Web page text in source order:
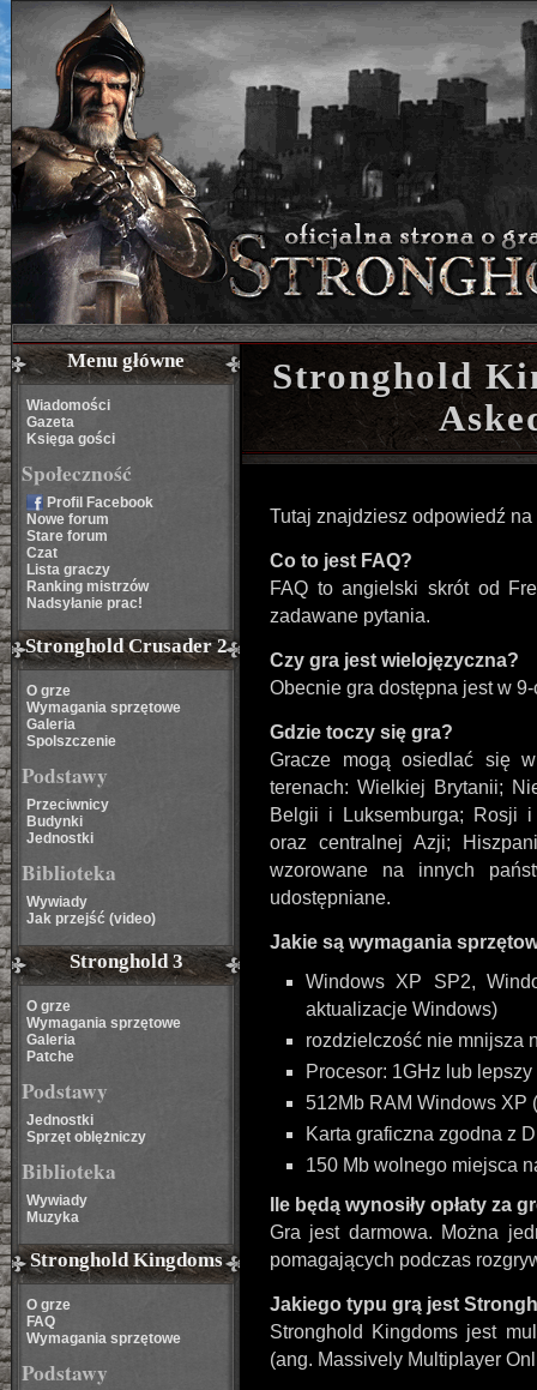
Menu główne
Wiadomości
Gazeta
Księga gości
Społeczność
Profil Facebook
Nowe forum
Stare forum
Czat
Lista graczy
Ranking mistrzów
Nadsyłanie prac!
Stronghold Crusader 2
O grze
Wymagania sprzętowe
Galeria
Spolszczenie
Podstawy
Przeciwnicy
Budynki
Jednostki
Biblioteka
Wywiady
Jak przejść (video)
Stronghold 3
O grze
Wymagania sprzętowe
Galeria
Patche
Podstawy
Jednostki
Sprzęt oblężniczy
Biblioteka
Wywiady
Muzyka
Stronghold Kingdoms
O grze
FAQ
Wymagania sprzętowe
Podstawy
Stronghold
Tutaj znajdziesz odpowiedź
Co to jest FAQ?
FAQ to angielski skrót od
zadawane pytania.
Czy gra jest wielojęzyczna?
Obecnie gra dostępna jest w
Gdzie toczy się gra?
Gracze mogą osiedlać się
terenach: Wielkiej Brytanii;
Belgii i Luksemburga; Rosji i
oraz centralnej Azji;
wzorowane na innych
udostępniane.
Jakie są wymagania
Windows XP SP2,
aktualizacje Windows)
rozdzielczość nie mnijsza
Procesor: 1GHz lub lepszy
512Mb RAM Windows XP
Karta graficzna zgodna z
150 Mb wolnego miejsca
Ile będą wynosiły opłaty za
Gra jest darmowa. Można
pomagających podczas
Jakiego typu grą jest
Stronghold Kingdoms jest
(ang. Massively Multiplayer